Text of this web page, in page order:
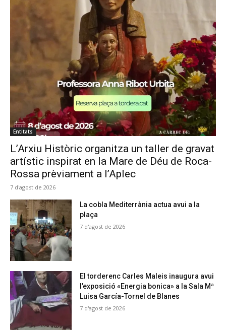
Entitats
L’Arxiu Històric organitza un taller de gravat
artístic inspirat en la Mare de Déu de Roca-
Rossa prèviament a l’Aplec
7 d'agost de 2026
La cobla Mediterrània actua avui a la
plaça
7 d'agost de 2026
El torderenc Carles Maleis inaugura avui
l’exposició «Energia bonica» a la Sala Mª
Luisa García-Tornel de Blanes
7 d'agost de 2026